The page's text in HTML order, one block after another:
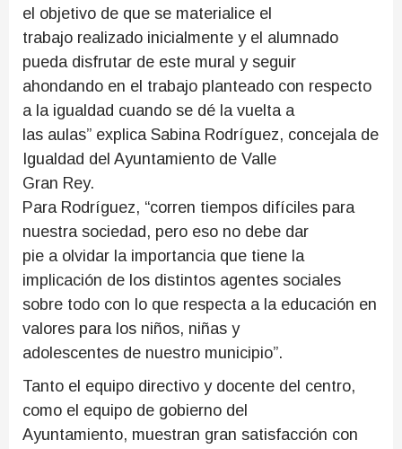
el objetivo de que se materialice el
trabajo realizado inicialmente y el alumnado
pueda disfrutar de este mural y seguir
ahondando en el trabajo planteado con respecto
a la igualdad cuando se dé la vuelta a
las aulas” explica Sabina Rodríguez, concejala de
Igualdad del Ayuntamiento de Valle
Gran Rey.
Para Rodríguez, “corren tiempos difíciles para
nuestra sociedad, pero eso no debe dar
pie a olvidar la importancia que tiene la
implicación de los distintos agentes sociales
sobre todo con lo que respecta a la educación en
valores para los niños, niñas y
adolescentes de nuestro municipio”.
Tanto el equipo directivo y docente del centro,
como el equipo de gobierno del
Ayuntamiento, muestran gran satisfacción con